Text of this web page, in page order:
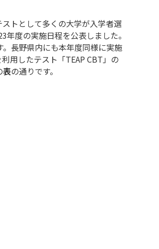
トとして多くの大学が入学者選
度の実施日程を公表しました。
長野県内にも本年度同様に実施
用したテスト「TEAP CBT」の
表の通りです。